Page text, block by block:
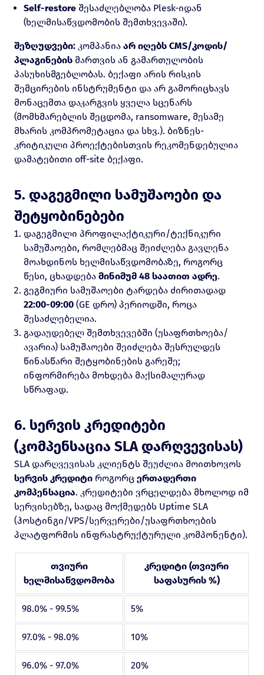
Self-restore შესაძლებლობა Plesk-იდან
(ხელმისაწვდომობის შემთხვევაში).
შეზღუდვები: კომპანია არ იღებს CMS/კოდის/
პლაგინების მართვის ან გამართულობის
პასუხისმგებლობას. ბექაფი არის რისკის
შემცირების ინსტრუმენტი და არ გამორიცხავს
მონაცემთა დაკარგვის ყველა სცენარს
(მომხმარებლის შეცდომა, ransomware, მესამე
მხარის კომპრომეტაცია და სხვ.). ბიზნეს-
კრიტიკული პროექტებისთვის რეკომენდებულია
დამატებითი off-site ბექაფი.
5. დაგეგმილი სამუშაოები და
შეტყობინებები
დაგეგმილი პროფილაქტიკური/ტექნიკური
სამუშაოები, რომლებმაც შეიძლება გავლენა
მოახდინოს ხელმისაწვდომობაზე, როგორც
წესი, ცხადდება მინიმუმ 48 საათით ადრე.
გეგმიური სამუშაოები ტარდება ძირითადად
22:00-09:00 (GE დრო) პერიოდში, როცა
შესაძლებელია.
გადაუდებელ შემთხვევებში (უსაფრთხოება/
ავარია) სამუშაოები შეიძლება შესრულდეს
წინასწარი შეტყობინების გარეშე;
ინფორმირება მოხდება მაქსიმალურად
სწრაფად.
6. სერვის კრედიტები
(კომპენსაცია SLA დარღვევისას)
SLA დარღვევისას კლიენტს შეუძლია მოითხოვოს
სერვის კრედიტი როგორც ერთადერთი
კომპენსაცია. კრედიტები ვრცელდება მხოლოდ იმ
სერვისებზე, სადაც მოქმედებს Uptime SLA
(ჰოსტინგი/VPS/სერვერები/უსაფრთხოების
პლატფორმის ინფრასტრუქტურული კომპონენტი).
თვიური
ხელმისაწვდომობა
კრედიტი (თვიური
საფასურის %)
98.0% - 99.5% 5%
97.0% - 98.0% 10%
96.0% - 97.0% 20%